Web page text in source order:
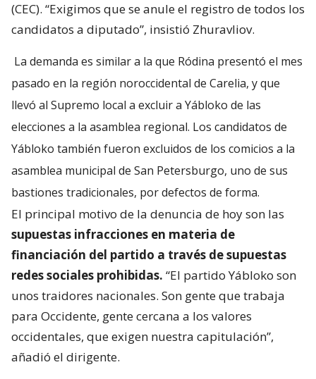
(CEC). “Exigimos que se anule el registro de todos los
candidatos a diputado”, insistió Zhuravliov.
La demanda es similar a la que Ródina presentó el mes
pasado en la región noroccidental de Carelia, y que
llevó al Supremo local a excluir a Yábloko de las
elecciones a la asamblea regional. Los candidatos de
Yábloko también fueron excluidos de los comicios a la
asamblea municipal de San Petersburgo, uno de sus
bastiones tradicionales, por defectos de forma.
El principal motivo de la denuncia de hoy son las
supuestas infracciones en materia de
financiación del partido a través de supuestas
redes sociales prohibidas. “El partido Yábloko son
unos traidores nacionales. Son gente que trabaja
para Occidente, gente cercana a los valores
occidentales, que exigen nuestra capitulación”,
añadió el dirigente.